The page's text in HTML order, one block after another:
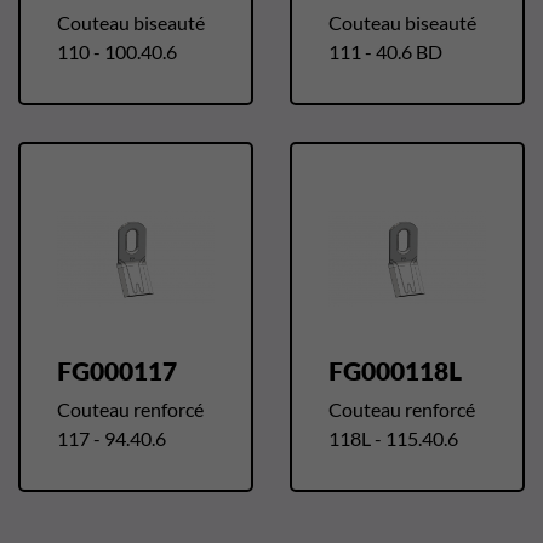
Couteau biseauté
110 - 100.40.6
Couteau biseauté
111 - 40.6 BD
FG000117
Couteau renforcé
117 - 94.40.6
FG000118L
Couteau renforcé
118L - 115.40.6